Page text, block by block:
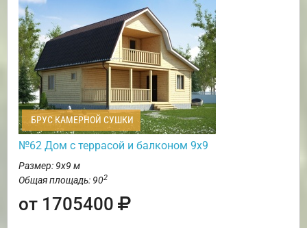
БРУС КАМЕРНОЙ СУШКИ
№62 Дом c террасой и балконом 9х9
Размер: 9х9 м
Общая площадь: 902
от 1705400